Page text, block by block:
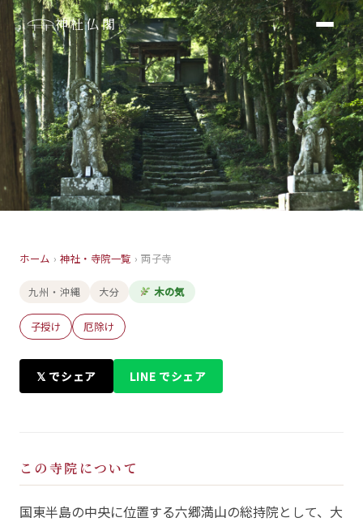
神社仏閣
両子寺
大分
ホーム › 神社・寺院一覧 › 両子寺
九州・沖縄 大分 木の気
子授け 厄除け
𝕏 でシェア LINE でシェア
この寺院について
国東半島の中央に位置する六郷満山の総持院として、大